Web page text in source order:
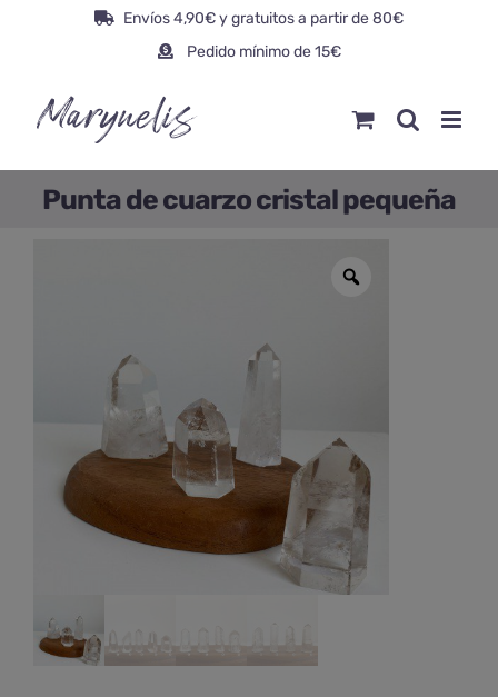
Envíos 4,90€ y gratuitos a partir de 80€
Pedido mínimo de 15€
Punta de cuarzo cristal pequeña